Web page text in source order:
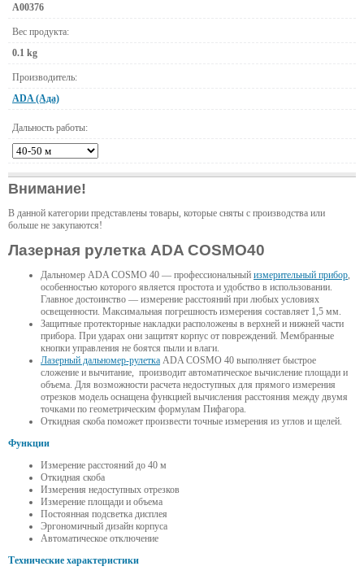
А00376
Вес продукта:
0.1 kg
Производитель:
ADA (Ада)
Дальность работы:
Внимание!
В данной категории представлены товары, которые сняты с производства или
больше не закупаются!
Лазерная рулетка ADA COSMO40
Дальномер ADA COSMO 40 — профессиональный измерительный прибор,
особенностью которого является простота и удобство в использовании.
Главное достоинство — измерение расстояний при любых условиях
освещенности. Максимальная погрешность измерения составляет 1,5 мм.
Защитные протекторные накладки расположены в верхней и нижней части
прибора. При ударах они защитят корпус от повреждений. Мембранные
кнопки управления не боятся пыли и влаги.
Лазерный дальномер-рулетка ADA COSMO 40 выполняет быстрое
сложение и вычитание, производит автоматическое вычисление площади и
объема. Для возможности расчета недоступных для прямого измерения
отрезков модель оснащена функцией вычисления расстояния между двумя
точками по геометрическим формулам Пифагора.
Откидная скоба поможет произвести точные измерения из углов и щелей.
Функции
Измерение расстояний до 40 м
Откидная скоба
Измерения недоступных отрезков
Измерение площади и объема
Постоянная подсветка дисплея
Эргономичный дизайн корпуса
Автоматическое отключение
Технические характеристики